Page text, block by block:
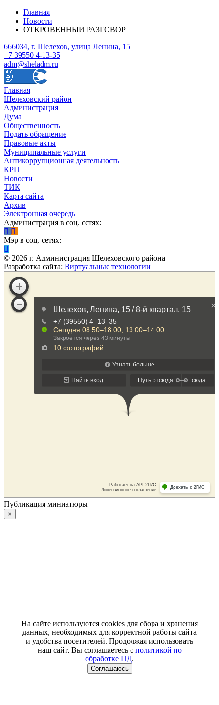
Главная
Новости
ОТКРОВЕННЫЙ РАЗГОВОР
666034, г. Шелехов, улица Ленина, 15
+7 39550 4-13-35
adm@sheladm.ru
Главная
Шелеховский район
Администрация
Дума
Общественность
Подать обращение
Правовые акты
Муниципальные услуги
Антикоррупционная деятельность
КРП
Новости
ТИК
Карта сайта
Архив
Электронная очередь
Администрация в соц. сетях:
Мэр в соц. сетях:
© 2026 г. Администрация Шелеховского района
Разработка сайта: Виртуальные технологии
Публикация миниатюры
×
На сайте используются cookies для сбора и хранения
данных, необходимых для корректной работы сайта
и удобства посетителей. Продолжая использовать
наш сайт, Вы соглашаетесь с политикой по
обработке ПД.
Соглашаюсь